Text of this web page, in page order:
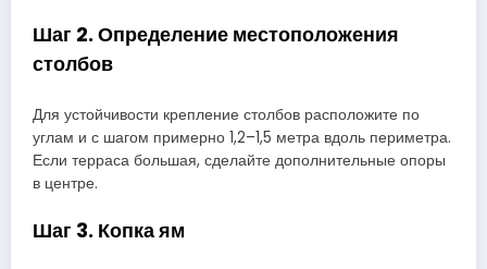
Шаг 2. Определение местоположения
столбов
Для устойчивости крепление столбов расположите по
углам и с шагом примерно 1,2–1,5 метра вдоль периметра.
Если терраса большая, сделайте дополнительные опоры
в центре.
Шаг 3. Копка ям